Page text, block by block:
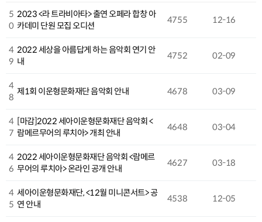
5
0
2023 <라 트라비아타> 출연 오페라 합창 아
카데미 단원 모집 오디션
4755 12-16
4
9
2022 세상을 아름답게 하는 음악회 연기 안
내
4752 02-09
4
8
제1회 이운형문화재단 음악회 안내 4678 03-09
4
7
[마감]2022 세아이운형문화재단 음악회 <
람메르무어의 루치아> 개최 안내
4648 03-04
4
6
2022 세아이운형문화재단 음악회 <람메르
무어의 루치아> 온라인 공개 안내
4627 03-18
4
5
세아이운형문화재단, <12월 미니콘서트> 공
연 안내
4538 12-05